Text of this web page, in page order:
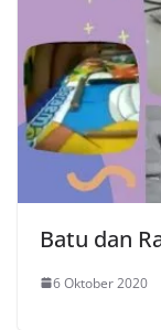
Batu dan
6 Oktober 2020